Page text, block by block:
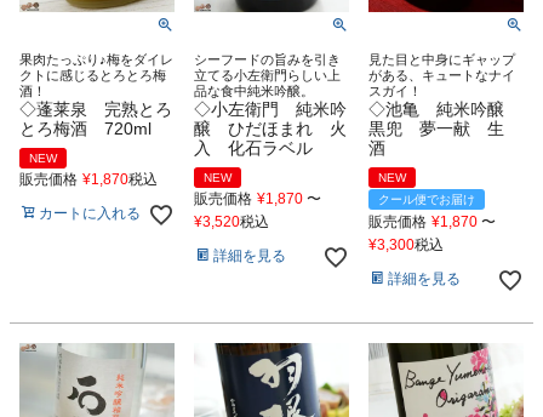
果肉たっぷり♪梅をダイレ
クトに感じるとろとろ梅
酒！
◇蓬莱泉 完熟とろ
とろ梅酒 720ml
NEW
販売価格 ¥1,870税込
カートに入れる
シーフードの旨みを引き
立てる小左衛門らしい上
品な食中純米吟醸。
◇小左衛門 純米吟
醸 ひだほまれ 火
入 化石ラベル
NEW
販売価格 ¥1,870 〜
¥3,520税込
詳細を見る
見た目と中身にギャップ
がある、キュートなナイ
スガイ！
◇池亀 純米吟醸
黒兜 夢一献 生
酒
NEW
クール便でお届け
販売価格 ¥1,870 〜
¥3,300税込
詳細を見る